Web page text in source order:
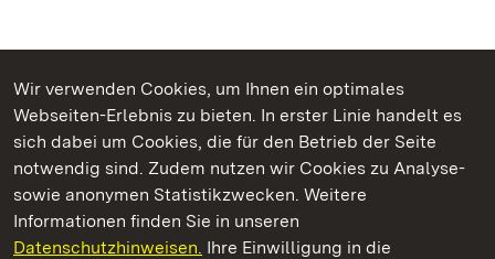
Wir verwenden Cookies, um Ihnen ein optimales
Webseiten-Erlebnis zu bieten. In erster Linie handelt es
sich dabei um Cookies, die für den Betrieb der Seite
notwendig sind. Zudem nutzen wir Cookies zu Analyse-
sowie anonymen Statistikzwecken. Weitere
Informationen finden Sie in unseren
Datenschutzhinweisen. Ihre Einwilligung in die
Kommen. Staunen. Genießen.
Staatliche Schlösser und Gärten Baden‑Württemberg